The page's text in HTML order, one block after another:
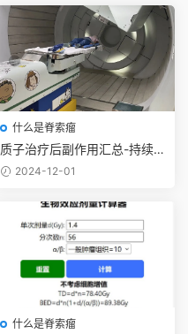
什么是脊索瘤
质子治疗后副作用汇总-持续更
新 2024-12-01
什么是脊索瘤